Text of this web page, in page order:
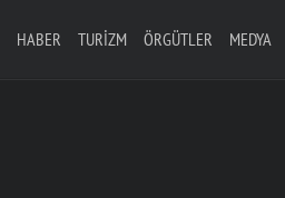
HABER TURIZM ÖRGÜTLER MEDYA